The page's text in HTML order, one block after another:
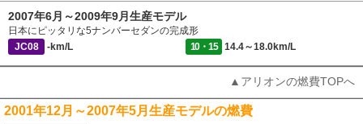
2007年6月～2009年9月生産モデル
日本にピッタリな5ナンバーセダンの完成形
JC08
-km/L 10・15 14.4～18.0km/L
▲アリオンの燃費TOPへ
2001年12月～2007年5月生産モデルの燃費